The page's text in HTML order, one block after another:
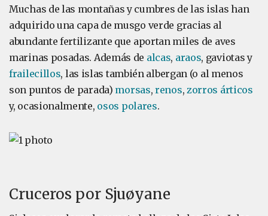
Muchas de las montañas y cumbres de las islas han
adquirido una capa de musgo verde gracias al
abundante fertilizante que aportan miles de aves
marinas posadas. Además de alcas, araos, gaviotas y
frailecillos, las islas también albergan (o al menos
son puntos de parada) morsas,renos, zorros árticos
y, ocasionalmente, osos polares.
Cruceros por Sjuøyane